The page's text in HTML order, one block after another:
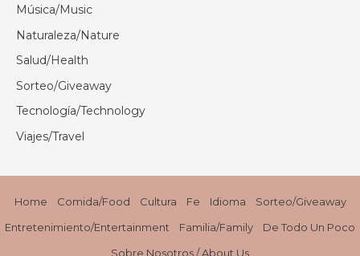
Música/Music
Naturaleza/Nature
Salud/Health
Sorteo/Giveaway
Tecnología/Technology
Viajes/Travel
Home Comida/Food Cultura Fe Idioma
Sorteo/Giveaway
Entretenimiento/Entertainment
Familia/Family
De Todo Un Poco
Sobre Nosotros / About Us